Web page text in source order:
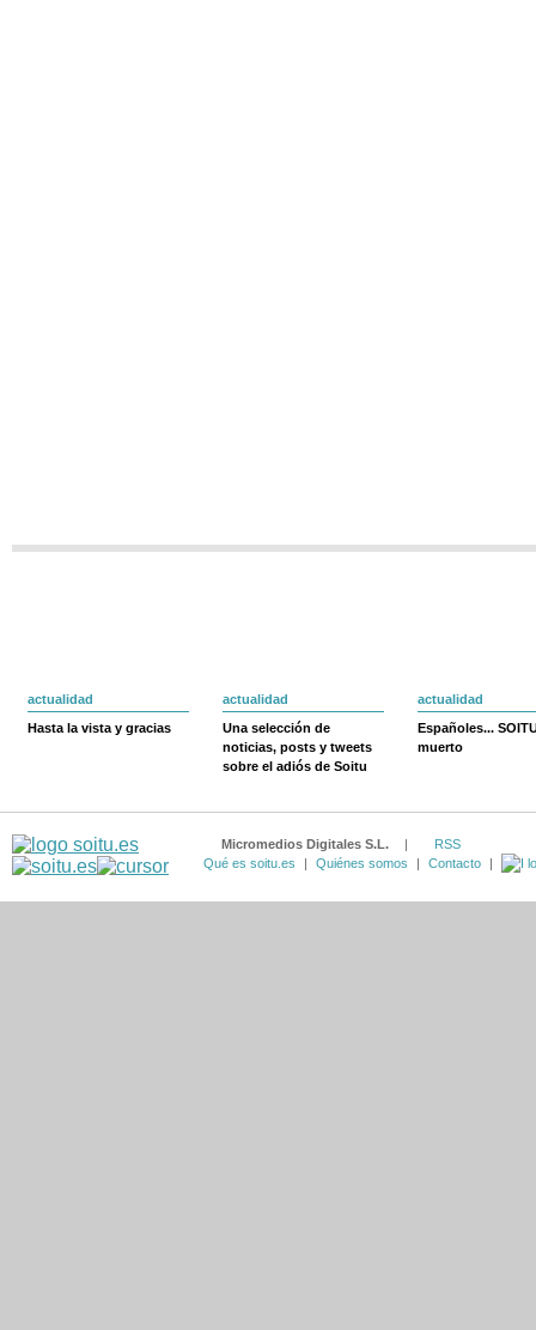
actualidad
Hasta la vista y gracias
actualidad
Una selección de
noticias, posts y tweets
sobre el adiós de Soitu
actualidad
Españoles...
muerto
Micromedios Digitales S.L. |
RSS
Qué es soitu.es
| Quiénes somos | Contacto |